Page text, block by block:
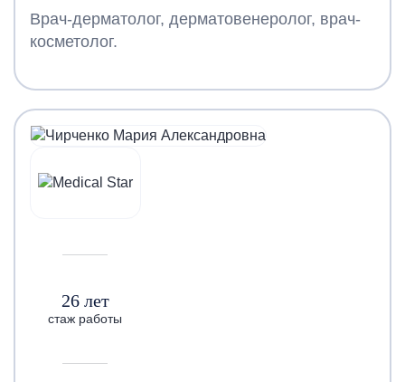
Врач-дерматолог, дерматовенеролог, врач-
косметолог.
26 лет
стаж работы